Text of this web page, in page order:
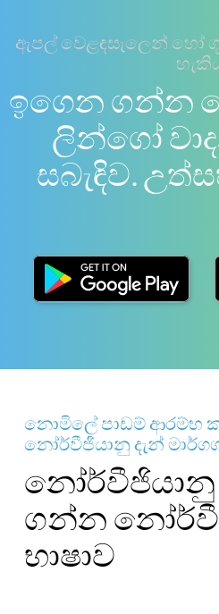
ඇපල් වෙළඳසැලෙන් හෝ
ඉගෙන ගන්න
ලින්ගෝ
සබැඳිව.
නොමිලේ පාඩම් ආරම්භ
නෝර්වීජියානු දැන්
ගන්න
භාෂාව